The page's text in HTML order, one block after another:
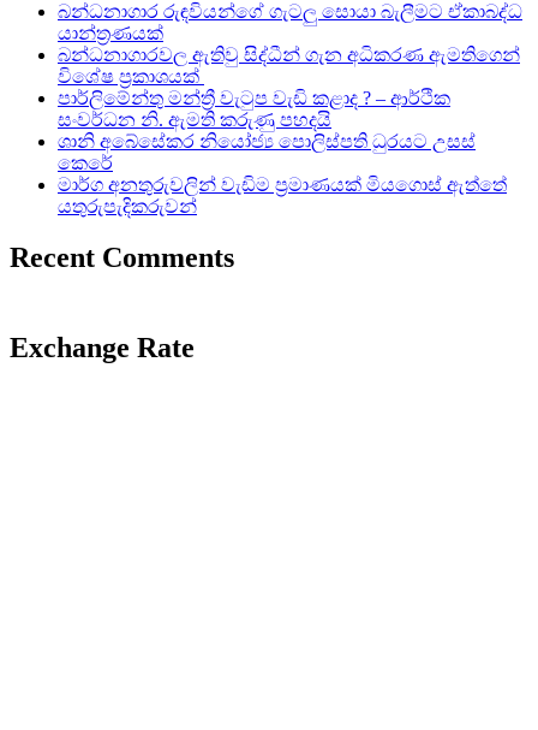
බන්ධනාගාර රුඳවියන්ගේ ගැටලු සොයා බැලීමට ඒකාබද්ධ
යාන්ත්‍රණයක්
බන්ධනාගාරවල ඇතිවු සිද්ධීන් ගැන අධිකරණ ඇමතිගෙන්
විශේෂ ප්‍රකාශයක්
පාර්ලිමේන්තු මන්ත්‍රී වැටුප වැඩි කළාද ? – ආර්ථික
සංවර්ධන නි. ඇමති කරුණු පහදයි
ශානි අබේසේකර නියෝජ්‍ය පොලිස්පති ධුරයට උසස්
කෙරේ
මාර්ග අනතුරුවලින් වැඩිම ප්‍රමාණයක් මියගොස් ඇත්තේ
යතුරුපැදිකරුවන්
Recent Comments
Exchange Rate